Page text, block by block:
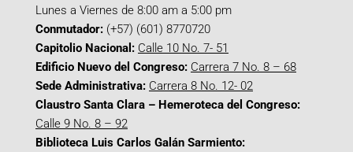
Lunes a Viernes de 8:00 am a 5:00 pm
Conmutador: (+57) (601) 8770720
Capitolio Nacional: Calle 10 No. 7- 51
Edificio Nuevo del Congreso: Carrera 7 No. 8 – 68
Sede Administrativa: Carrera 8 No. 12- 02
Claustro Santa Clara – Hemeroteca del Congreso:
Calle 9 No. 8 – 92
Biblioteca Luis Carlos Galán Sarmiento: